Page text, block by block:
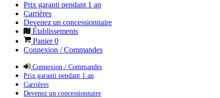
Prix garanti pendant 1 an
Carrières
Devenez un concessionnaire
Établissements
Panier0
Connexion / Commandes
Connexion / Commandes
Prix garanti pendant 1 an
Carrières
Devenez un concessionnaire